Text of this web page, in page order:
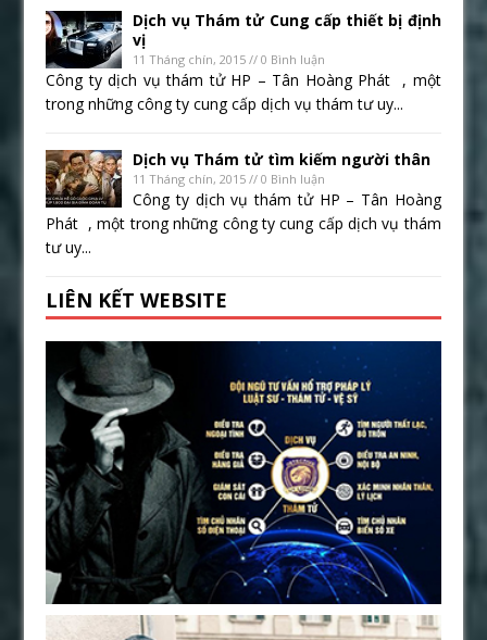
Dịch vụ Thám tử Cung cấp thiết bị định
vị
11 Tháng chín, 2015 // 0 Bình luận
Công ty dịch vụ thám tử HP – Tân Hoàng Phát , một
trong những công ty cung cấp dịch vụ thám tư uy...
Dịch vụ Thám tử tìm kiếm người thân
11 Tháng chín, 2015 // 0 Bình luận
Công ty dịch vụ thám tử HP – Tân Hoàng
Phát , một trong những công ty cung cấp dịch vụ thám
tư uy...
LIÊN KẾT WEBSITE